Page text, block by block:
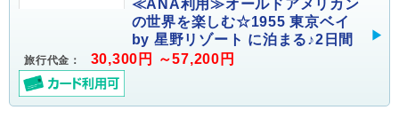
≪ANA利用≫オールドアメリカン
の世界を楽しむ☆1955 東京ベイ
by 星野リゾート に泊まる♪2日間
旅行代金： 30,300円 ～57,200円